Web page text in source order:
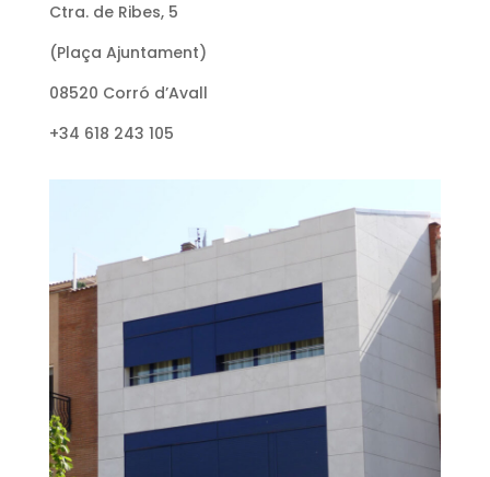
Ctra. de Ribes, 5
(Plaça Ajuntament)
08520 Corró d’Avall
+34 618 243 105